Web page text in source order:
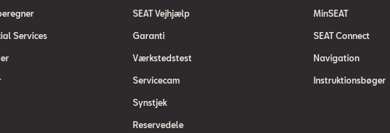
Services
SEAT Vejhjælp
Garanti
Værkstedstest
Servicecam
Synstjek
Reservedele
MinSEAT
SEAT Connect
Navigation
Instruktionsbøger